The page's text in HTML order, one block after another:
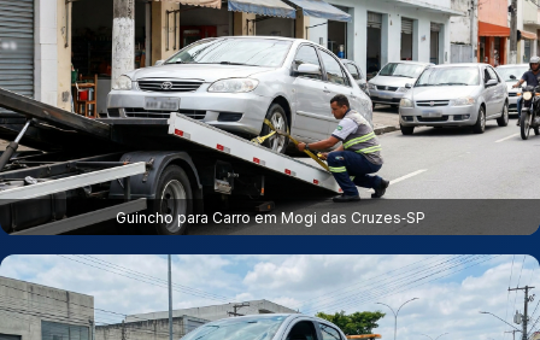
Guincho para Carro em Mogi das Cruzes‑SP